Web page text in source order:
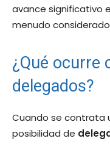
avance significativo
menudo
¿Qué ocurre
delegados?
Cuando se contrata
posibilidad de